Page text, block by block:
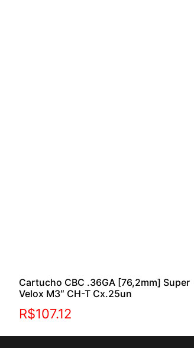
Cartucho CBC .36GA [76,2mm] Super
Velox M3″ CH-T Cx.25un
R$107.12